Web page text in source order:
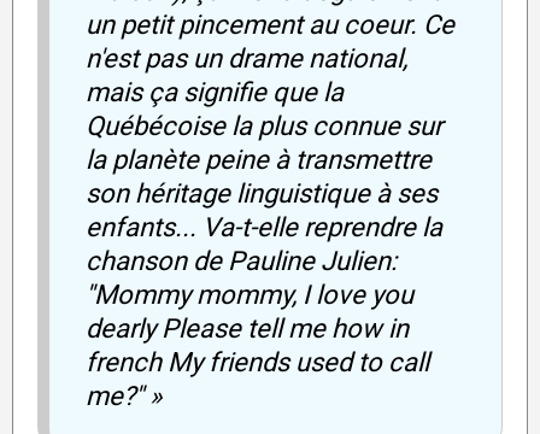
un petit pincement au coeur. Ce
n'est pas un drame national,
mais ça signifie que la
Québécoise la plus connue sur
la planète peine à transmettre
son héritage linguistique à ses
enfants... Va-t-elle reprendre la
chanson de Pauline Julien:
''Mommy mommy, I love you
dearly Please tell me how in
french My friends used to call
me?'' »